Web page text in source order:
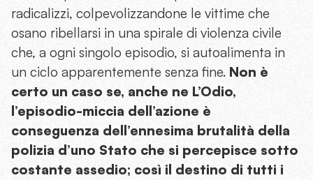
radicalizzi, colpevolizzandone le vittime che
osano ribellarsi in una spirale di violenza civile
che, a ogni singolo episodio, si autoalimenta in
un ciclo apparentemente senza fine. Non è
certo un caso se, anche ne L’Odio,
l’episodio-miccia dell’azione è
conseguenza dell’ennesima brutalità della
polizia d’uno Stato che si percepisce sotto
costante assedio; così il destino di tutti i